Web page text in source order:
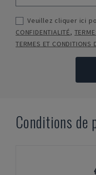
Veuillez cliquer ici
CONFIDENTIALITÉ,
TERMES ET CONDITIONS
Conditions de